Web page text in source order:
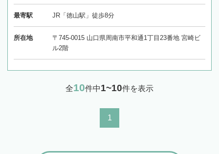
最寄駅 JR「徳山駅」徒歩8分
所在地
〒745-0015 山口県周南市平和通1丁目23番地 宮崎ビ
ル2階
全10件中1~10件を表示
1